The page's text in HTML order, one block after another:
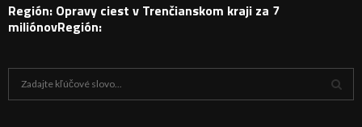
Región: Opravy ciest v Trenčianskom kraji za 7
miliónovRegión: